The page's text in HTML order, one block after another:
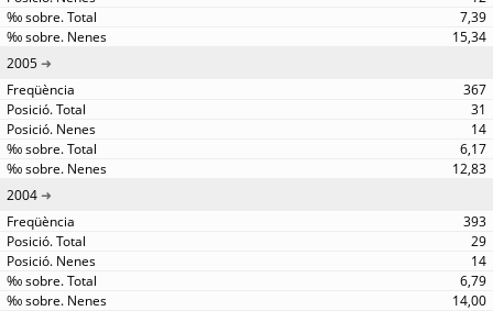
7,39
15,34
2005
367
31
14
6,17
12,83
2004
393
29
14
6,79
14,00